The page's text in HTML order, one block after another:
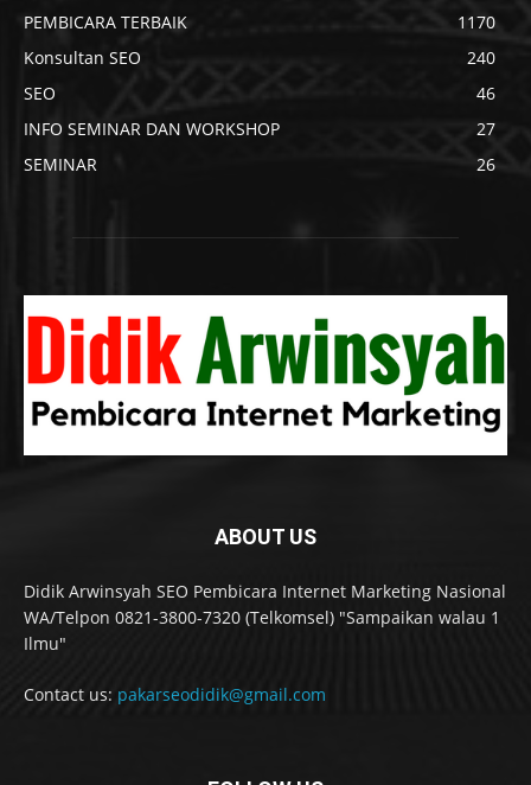
PEMBICARA TERBAIK
1170
Konsultan SEO
240
SEO
46
INFO SEMINAR DAN WORKSHOP
27
SEMINAR
26
ABOUT US
Didik Arwinsyah SEO Pembicara Internet Marketing Nasional
WA/Telpon 0821-3800-7320 (Telkomsel) "Sampaikan walau 1
Ilmu"
Contact us: pakarseodidik@gmail.com